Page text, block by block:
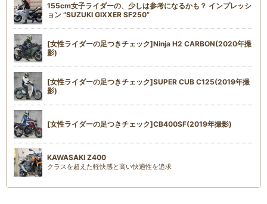
155cm女子ライダーの、少しは参考になるかも？ インプレッシ
ョン “SUZUKI GIXXER SF250”
[女性ライダーの足つきチェック]Ninja H2 CARBON(2020年撮
影)
[女性ライダーの足つきチェック]SUPER CUB C125(2019年撮
影)
[女性ライダーの足つきチェック]CB400SF(2019年撮影)
KAWASAKI Z400
クラスを超えた軽快感と高い快適性を追求